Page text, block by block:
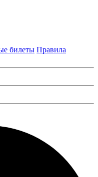
билеты Правила